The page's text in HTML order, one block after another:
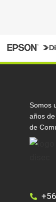
Somos
años
de